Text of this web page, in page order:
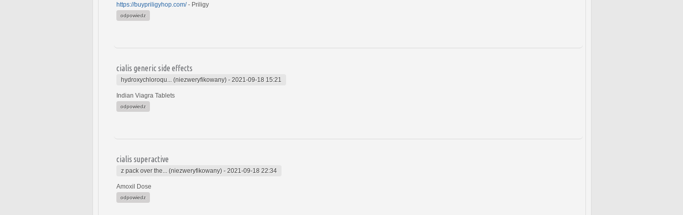
https://buypriligyhop.com/- Priligy
odpowiedz
cialis generic side effects
hydroxychloroqu... (niezweryfikowany) - 2021-09-18 15:21
Indian Viagra Tablets
odpowiedz
cialis superactive
z pack over the... (niezweryfikowany) - 2021-09-18 22:34
Amoxil Dose
odpowiedz